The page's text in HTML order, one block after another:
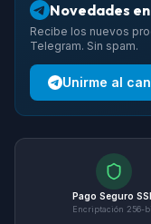
Novedades
Recibe los nuevos
Telegram. Sin spam.
Unirme al
Pago Seguro
Encriptación 256-